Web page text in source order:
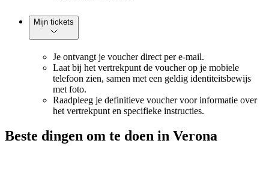
Mijn tickets
Je ontvangt je voucher direct per e-mail.
Laat bij het vertrekpunt de voucher op je mobiele
telefoon zien, samen met een geldig identiteitsbewijs
met foto.
Raadpleeg je definitieve voucher voor informatie over
het vertrekpunt en specifieke instructies.
Beste dingen om te doen in Verona